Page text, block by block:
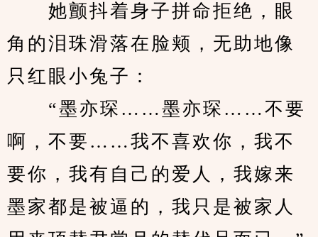
她颤抖着身子拼命拒绝，眼
角的泪珠滑落在脸颊，无助地像
只红眼小兔子：
“墨亦琛……墨亦琛……不要
啊，不要……我不喜欢你，我不
要你，我有自己的爱人，我嫁来
墨家都是被逼的，我只是被家人